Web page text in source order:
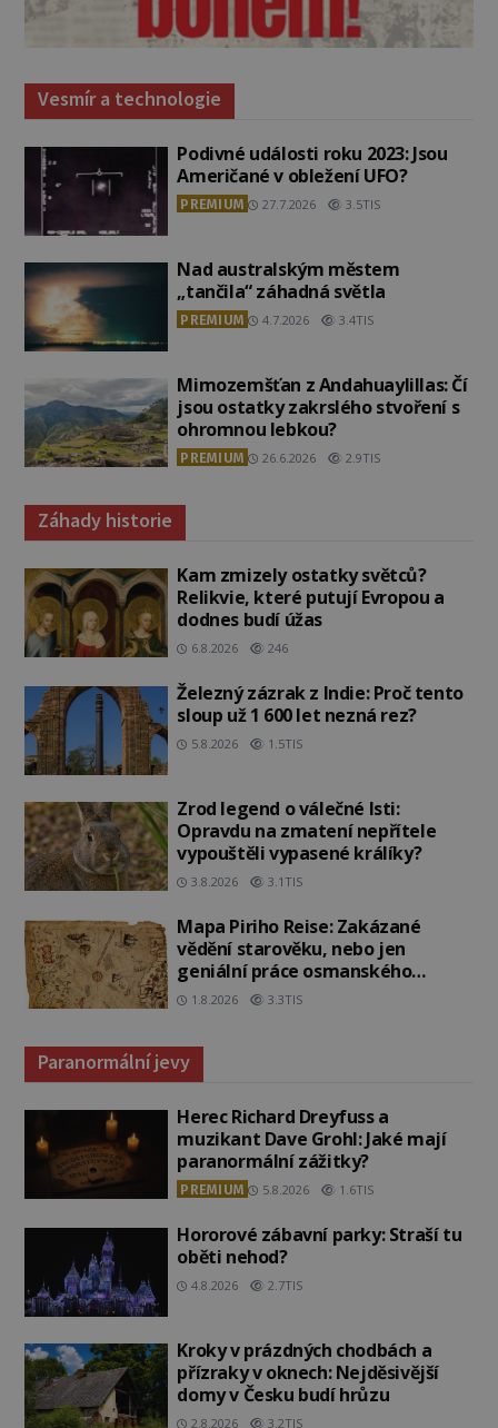
Vesmír a technologie
Podivné události roku 2023: Jsou
Američané v obležení UFO?
PREMIUM 27.7.2026 3.5TIS
Nad australským městem
„tančila“ záhadná světla
PREMIUM 4.7.2026 3.4TIS
Mimozemšťan z Andahuaylillas: Čí
jsou ostatky zakrslého stvoření s
ohromnou lebkou?
PREMIUM 26.6.2026 2.9TIS
Záhady historie
Kam zmizely ostatky světců?
Relikvie, které putují Evropou a
dodnes budí úžas
6.8.2026 246
Železný zázrak z Indie: Proč tento
sloup už 1 600 let nezná rez?
5.8.2026 1.5TIS
Zrod legend o válečné lsti:
Opravdu na zmatení nepřítele
vypouštěli vypasené králíky?
3.8.2026 3.1TIS
Mapa Piriho Reise: Zakázané
vědění starověku, nebo jen
geniální práce osmanského
admirála?
1.8.2026 3.3TIS
Paranormální jevy
Herec Richard Dreyfuss a
muzikant Dave Grohl: Jaké mají
paranormální zážitky?
PREMIUM 5.8.2026 1.6TIS
Hororové zábavní parky: Straší tu
oběti nehod?
4.8.2026 2.7TIS
Kroky v prázdných chodbách a
přízraky v oknech: Nejděsivější
domy v Česku budí hrůzu
2.8.2026 3.2TIS